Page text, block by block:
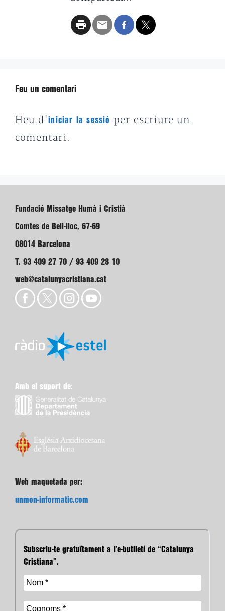
Feu un comentari
Heu d'iniciar la sessió
per escriure un
comentari.
Fundació Missatge Humà i Cristià
Comtes de Bell-lloc, 67-69
08014 Barcelona
T. 93 409 27 70 / 93 409 28 10
web@catalunyacristiana.cat
Amb el suport de:
Web maquetada per:
unmon-informatic.com
Subscriu-te gratuïtament a l’e-butlletí de “Catalunya
Cristiana”.